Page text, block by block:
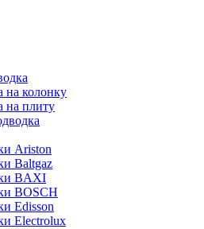
на колонку
на плиту
Ariston
Baltgaz
BAXI
BOSCH
Edisson
Electrolux